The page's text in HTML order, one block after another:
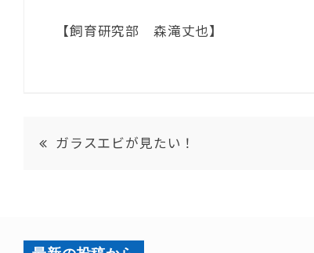
【飼育研究部 森滝丈也】
ガラスエビが見たい！